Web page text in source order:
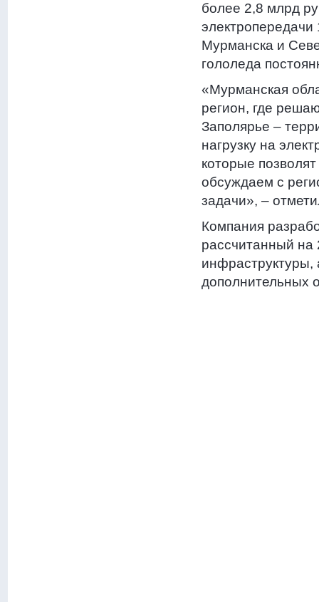
более 2,8 млрд
Мурманска и
гололеда
«Мурманская
регион, где
Заполярье –
нагрузку на
которые
обсуждаем с
задачи», –
Компания
рассчитанный
инфраструктуры,
дополнительных